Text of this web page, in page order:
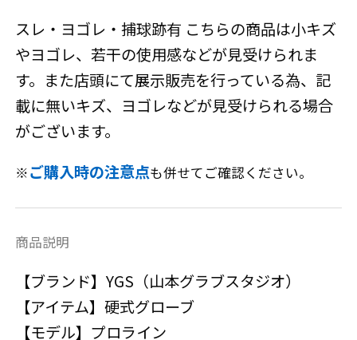
スレ・ヨゴレ・捕球跡有 こちらの商品は小キズ
やヨゴレ、若干の使用感などが見受けられま
す。また店頭にて展示販売を行っている為、記
載に無いキズ、ヨゴレなどが見受けられる場合
がございます。
※ご購入時の注意点も併せてご確認ください。
商品説明
【ブランド】YGS（山本グラブスタジオ）
【アイテム】硬式グローブ
【モデル】プロライン